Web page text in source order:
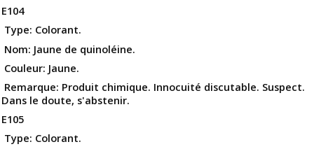
E104
Type: Colorant.
Nom: Jaune de quinoléine.
Couleur: Jaune.
Remarque: Produit chimique. Innocuité discutable. Suspect.
Dans le doute, s'abstenir.
E105
Type: Colorant.